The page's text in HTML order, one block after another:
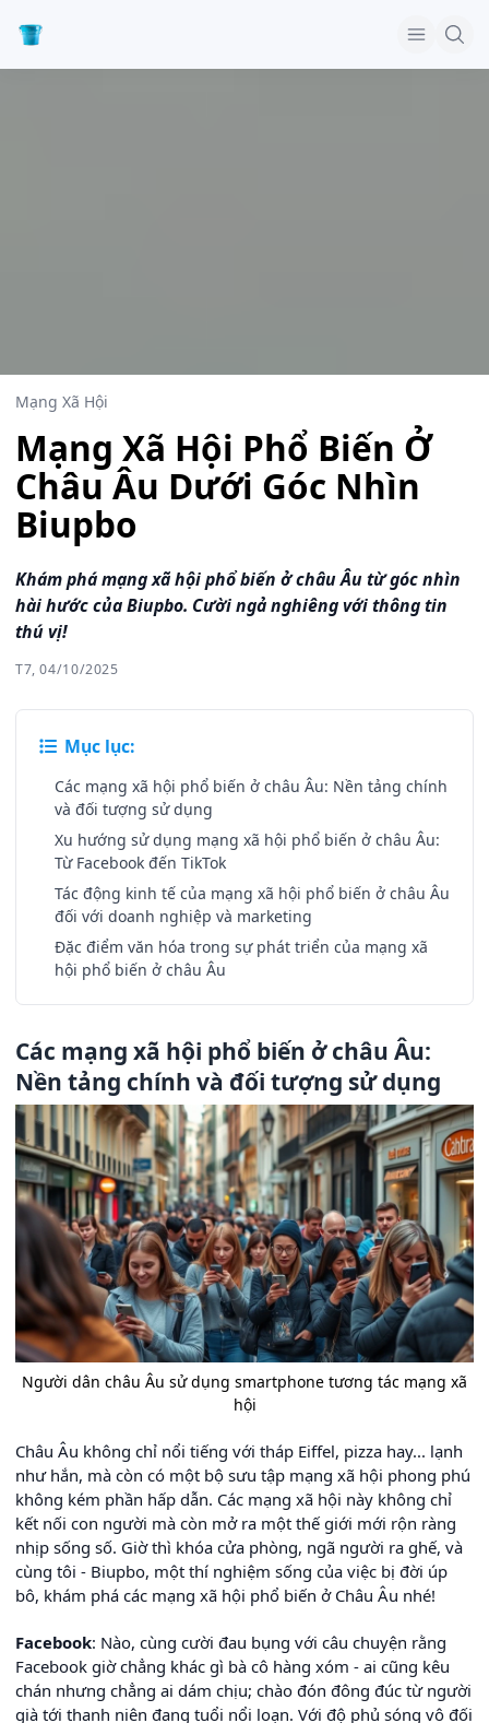
Mạng Xã Hội
Mạng Xã Hội Phổ Biến Ở
Châu Âu Dưới Góc Nhìn
Biupbo
Khám phá mạng xã hội phổ biến ở châu Âu từ góc nhìn
hài hước của Biupbo. Cười ngả nghiêng với thông tin
thú vị!
T7, 04/10/2025
Mục lục:
Các mạng xã hội phổ biến ở châu Âu: Nền tảng chính
và đối tượng sử dụng
Xu hướng sử dụng mạng xã hội phổ biến ở châu Âu:
Từ Facebook đến TikTok
Tác động kinh tế của mạng xã hội phổ biến ở châu Âu
đối với doanh nghiệp và marketing
Đặc điểm văn hóa trong sự phát triển của mạng xã
hội phổ biến ở châu Âu
Các mạng xã hội phổ biến ở châu Âu:
Nền tảng chính và đối tượng sử dụng
Người dân châu Âu sử dụng smartphone tương tác mạng xã
hội
Châu Âu không chỉ nổi tiếng với tháp Eiffel, pizza hay... lạnh
như hắn, mà còn có một bộ sưu tập mạng xã hội phong phú
không kém phần hấp dẫn. Các mạng xã hội này không chỉ
kết nối con người mà còn mở ra một thế giới mới rộn ràng
nhịp sống số. Giờ thì khóa cửa phòng, ngã người ra ghế, và
cùng tôi - Biupbo, một thí nghiệm sống của việc bị đời úp
bô, khám phá các mạng xã hội phổ biến ở Châu Âu nhé!
Facebook: Nào, cùng cười đau bụng với câu chuyện rằng
Facebook giờ chẳng khác gì bà cô hàng xóm - ai cũng kêu
chán nhưng chẳng ai dám chịu; chào đón đông đúc từ người
già tới thanh niên đang tuổi nổi loạn. Với độ phủ sóng vô đối